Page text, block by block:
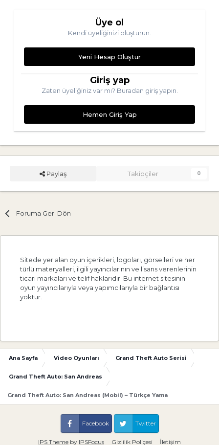
Üye ol
Kendi üyeliğinizi oluşturun.
Yeni Hesap Oluştur
Giriş yap
Zaten üyeliğiniz var mı? Buradan giriş yapın.
Hemen Giriş Yap
Paylaş Takipçiler 0
Foruma Geri Dön
Sitede yer alan oyun içerikleri, logoları, görselleri ve her
türlü materyalleri, ilgili yayıncılarının ve lisans verenlerinin
ticari markaları ve telif haklarıdır. Bu internet sitesinin
oyun yayıncılarıyla veya yapımcılarıyla bir bağlantısı
yoktur.
Ana Sayfa Video Oyunları Grand Theft Auto Serisi
Grand Theft Auto: San Andreas
Grand Theft Auto: San Andreas (Mobil) – Türkçe Yama
IPS Theme by IPSFocus Gizlilik Poliçesi İletişim
Facebook Twitter